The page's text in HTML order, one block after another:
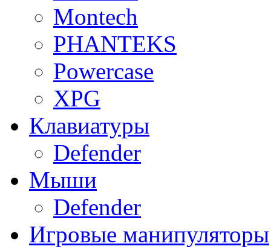
Montech
PHANTEKS
Powercase
XPG
Клавиатуры
Defender
Мыши
Defender
Игровые манипуляторы